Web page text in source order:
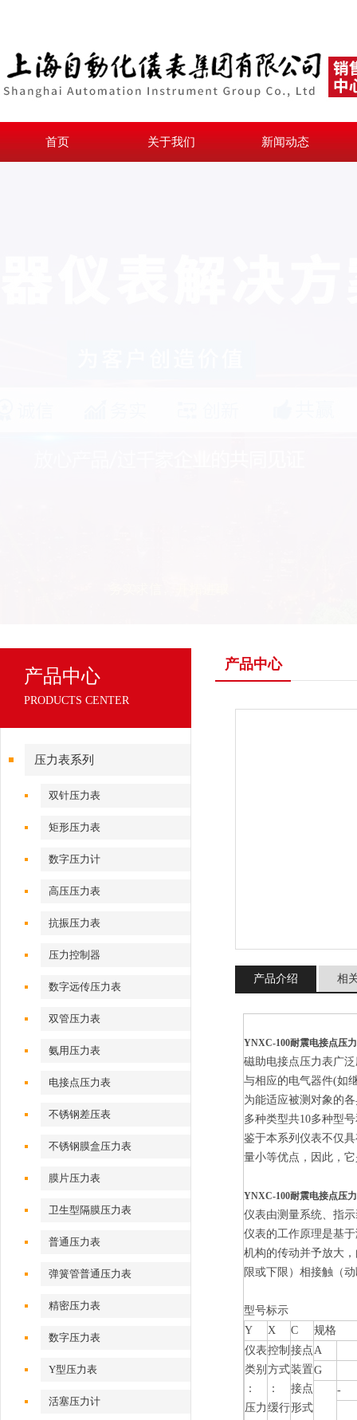
首页 关于我们 新闻动态
产品中心
PRODUCTS CENTER
压力表系列
双针压力表
矩形压力表
数字压力计
高压压力表
抗振压力表
压力控制器
数字远传压力表
双管压力表
氨用压力表
电接点压力表
不锈钢差压表
不锈钢膜盒压力表
膜片压力表
卫生型隔膜压力表
普通压力表
弹簧管普通压力表
精密压力表
数字压力表
Y型压力表
活塞压力计
产品中心
产品介绍 相
YNXC-100耐震电接点压
磁助电接点压力表广
与相应的电气器件(如
为能适应被测对象的
多种类型共10多种型
鉴于本系列仪表不仅
量小等优点，因此，
YNXC-100耐震电接点压
仪表由测量系统、指
仪表的工作原理是基
机构的传动并予放大
限或下限）相接触（
型号标示
Y
X C
规格
仪表
类别
：
压力
控制
方式
：
缓行
接点
装置
接点
形式
A
G
-